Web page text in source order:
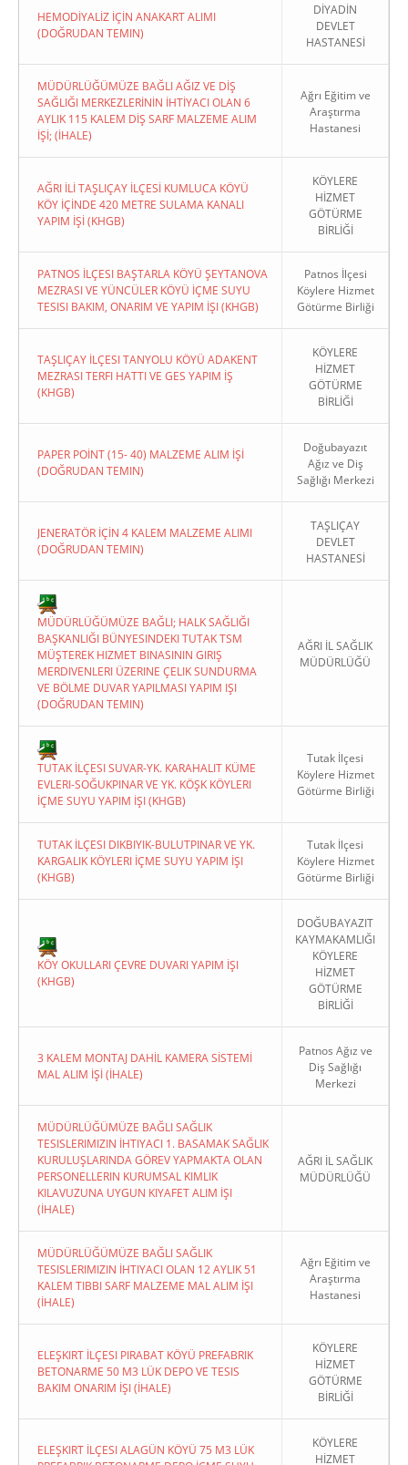
HEMODİYALİZ İÇİN ANAKART ALIMI
(DOĞRUDAN TEMIN)
DİYADİN
DEVLET
HASTANESİ
MÜDÜRLÜĞÜMÜZE BAĞLI AĞIZ VE DİŞ
SAĞLIĞI MERKEZLERİNİN İHTİYACI OLAN 6
AYLIK 115 KALEM DİŞ SARF MALZEME ALIM
İŞİ; (İHALE)
Ağrı Eğitim ve
Araştırma
Hastanesi
AĞRI İLİ TAŞLIÇAY İLÇESİ KUMLUCA KÖYÜ
KÖY İÇİNDE 420 METRE SULAMA KANALI
YAPIM İŞİ (KHGB)
KÖYLERE
HİZMET
GÖTÜRME
BİRLİĞİ
PATNOS İLÇESI BAŞTARLA KÖYÜ ŞEYTANOVA
MEZRASI VE YÜNCÜLER KÖYÜ İÇME SUYU
TESISI BAKIM, ONARIM VE YAPIM İŞI (KHGB)
Patnos İlçesi
Köylere Hizmet
Götürme Birliği
TAŞLIÇAY İLÇESI TANYOLU KÖYÜ ADAKENT
MEZRASI TERFI HATTI VE GES YAPIM İŞ
(KHGB)
KÖYLERE
HİZMET
GÖTÜRME
BİRLİĞİ
PAPER POİNT (15- 40) MALZEME ALIM İŞİ
(DOĞRUDAN TEMIN)
Doğubayazıt
Ağız ve Diş
Sağlığı Merkezi
JENERATÖR İÇİN 4 KALEM MALZEME ALIMI
(DOĞRUDAN TEMIN)
TAŞLIÇAY
DEVLET
HASTANESİ
MÜDÜRLÜĞÜMÜZE BAĞLI; HALK SAĞLIĞI
BAŞKANLIĞI BÜNYESINDEKI TUTAK TSM
MÜŞTEREK HIZMET BINASININ GIRIŞ
MERDIVENLERI ÜZERINE ÇELIK SUNDURMA
VE BÖLME DUVAR YAPILMASI YAPIM IŞI
(DOĞRUDAN TEMIN)
AĞRI İL SAĞLIK
MÜDÜRLÜĞÜ
TUTAK İLÇESI SUVAR-YK. KARAHALIT KÜME
EVLERI-SOĞUKPINAR VE YK. KÖŞK KÖYLERI
İÇME SUYU YAPIM İŞI (KHGB)
Tutak İlçesi
Köylere Hizmet
Götürme Birliği
TUTAK İLÇESI DIKBIYIK-BULUTPINAR VE YK.
KARGALIK KÖYLERI İÇME SUYU YAPIM İŞI
(KHGB)
Tutak İlçesi
Köylere Hizmet
Götürme Birliği
KÖY OKULLARI ÇEVRE DUVARI YAPIM İŞI
(KHGB)
DOĞUBAYAZIT
KAYMAKAMLIĞI
KÖYLERE
HİZMET
GÖTÜRME
BİRLİĞİ
3 KALEM MONTAJ DAHİL KAMERA SİSTEMİ
MAL ALIM İŞİ (İHALE)
Patnos Ağız ve
Diş Sağlığı
Merkezi
MÜDÜRLÜĞÜMÜZE BAĞLI SAĞLIK
TESISLERIMIZIN İHTIYACI 1. BASAMAK SAĞLIK
KURULUŞLARINDA GÖREV YAPMAKTA OLAN
PERSONELLERIN KURUMSAL KIMLIK
KILAVUZUNA UYGUN KIYAFET ALIM İŞI
(İHALE)
AĞRI İL SAĞLIK
MÜDÜRLÜĞÜ
MÜDÜRLÜĞÜMÜZE BAĞLI SAĞLIK
TESISLERIMIZIN İHTIYACI OLAN 12 AYLIK 51
KALEM TIBBI SARF MALZEME MAL ALIM İŞI
(İHALE)
Ağrı Eğitim ve
Araştırma
Hastanesi
ELEŞKIRT İLÇESI PIRABAT KÖYÜ PREFABRIK
BETONARME 50 M3 LÜK DEPO VE TESIS
BAKIM ONARIM İŞI (İHALE)
KÖYLERE
HİZMET
GÖTÜRME
BİRLİĞİ
ELEŞKIRT İLÇESI ALAGÜN KÖYÜ 75 M3 LÜK
KÖYLERE
HİZMET